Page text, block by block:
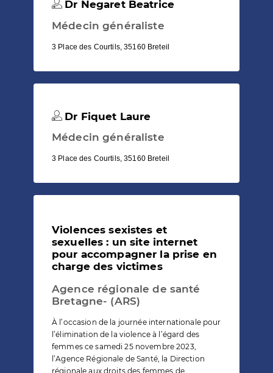
Dr Negaret Beatrice
Médecin généraliste
3 Place des Courtils, 35160 Breteil
Dr Fiquet Laure
Médecin généraliste
3 Place des Courtils, 35160 Breteil
Violences sexistes et
sexuelles : un site internet
pour accompagner la prise en
charge des victimes
Agence régionale de santé
Bretagne- (ARS)
À l’occasion de la journée internationale pour
l’élimination de la violence à l’égard des
femmes ce samedi 25 novembre 2023,
l’Agence Régionale de Santé, la Direction
régionale aux droits des femmes de